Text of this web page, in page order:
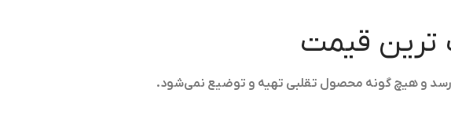
ترین قیمت
و هیچ گونه محصول تقلبی تهیه و توضیع نمی‌شود.